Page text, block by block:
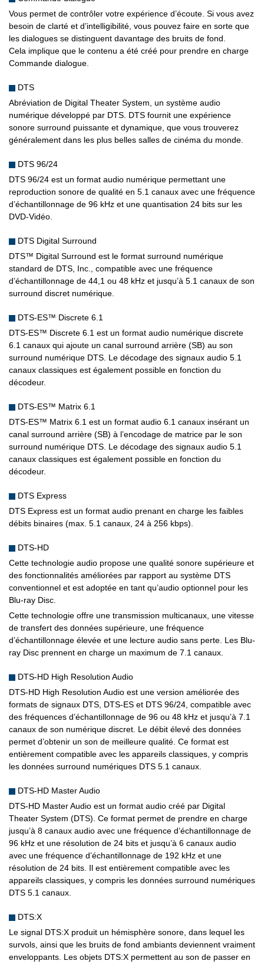
Vous permet de contrôler votre expérience d’écoute. Si vous avez
besoin de clarté et d’intelligibilité, vous pouvez faire en sorte que
les dialogues se distinguent davantage des bruits de fond.
Cela implique que le contenu a été créé pour prendre en charge
Commande dialogue.
DTS
Abréviation de Digital Theater System, un système audio
numérique développé par DTS. DTS fournit une expérience
sonore surround puissante et dynamique, que vous trouverez
généralement dans les plus belles salles de cinéma du monde.
DTS 96/24
DTS 96/24 est un format audio numérique permettant une
reproduction sonore de qualité en 5.1 canaux avec une fréquence
d’échantillonnage de 96 kHz et une quantisation 24 bits sur les
DVD-Vidéo.
DTS Digital Surround
DTS™ Digital Surround est le format surround numérique
standard de DTS, Inc., compatible avec une fréquence
d’échantillonnage de 44,1 ou 48 kHz et jusqu’à 5.1 canaux de son
surround discret numérique.
DTS-ES™ Discrete 6.1
DTS-ES™ Discrete 6.1 est un format audio numérique discrete
6.1 canaux qui ajoute un canal surround arrière (SB) au son
surround numérique DTS. Le décodage des signaux audio 5.1
canaux classiques est également possible en fonction du
décodeur.
DTS-ES™ Matrix 6.1
DTS-ES™ Matrix 6.1 est un format audio 6.1 canaux insérant un
canal surround arrière (SB) à l’encodage de matrice par le son
surround numérique DTS. Le décodage des signaux audio 5.1
canaux classiques est également possible en fonction du
décodeur.
DTS Express
DTS Express est un format audio prenant en charge les faibles
débits binaires (max. 5.1 canaux, 24 à 256 kbps).
DTS-HD
Cette technologie audio propose une qualité sonore supérieure et
des fonctionnalités améliorées par rapport au système DTS
conventionnel et est adoptée en tant qu’audio optionnel pour les
Blu-ray Disc.
Cette technologie offre une transmission multicanaux, une vitesse
de transfert des données supérieure, une fréquence
d’échantillonnage élevée et une lecture audio sans perte. Les Blu-
ray Disc prennent en charge un maximum de 7.1 canaux.
DTS-HD High Resolution Audio
DTS-HD High Resolution Audio est une version améliorée des
formats de signaux DTS, DTS-ES et DTS 96/24, compatible avec
des fréquences d’échantillonnage de 96 ou 48 kHz et jusqu’à 7.1
canaux de son numérique discret. Le débit élevé des données
permet d’obtenir un son de meilleure qualité. Ce format est
entièrement compatible avec les appareils classiques, y compris
les données surround numériques DTS 5.1 canaux.
DTS-HD Master Audio
DTS-HD Master Audio est un format audio créé par Digital
Theater System (DTS). Ce format permet de prendre en charge
jusqu’à 8 canaux audio avec une fréquence d’échantillonnage de
96 kHz et une résolution de 24 bits et jusqu’à 6 canaux audio
avec une fréquence d’échantillonnage de 192 kHz et une
résolution de 24 bits. Il est entièrement compatible avec les
appareils classiques, y compris les données surround numériques
DTS 5.1 canaux.
DTS:X
Le signal DTS:X produit un hémisphère sonore, dans lequel les
survols, ainsi que les bruits de fond ambiants deviennent vraiment
enveloppants. Les objets DTS:X permettent au son de passer en